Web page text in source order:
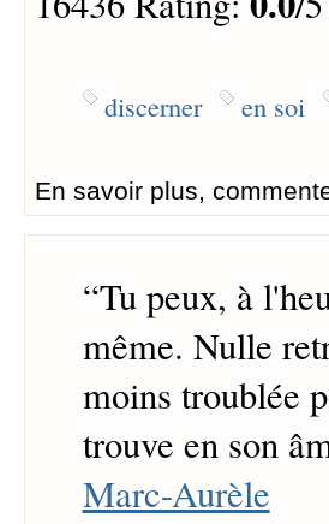
discerner en soi
En savoir plus,
“Tu peux, à
même. Nulle
moins troublée
trouve en son
Marc-Aurèle